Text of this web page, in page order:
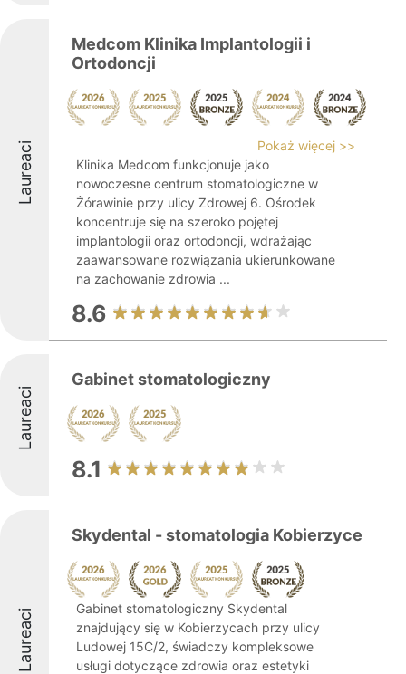
Laureaci
Medcom Klinika Implantologii i
Ortodoncji
Pokaż więcej >>
Klinika Medcom funkcjonuje jako
nowoczesne centrum stomatologiczne w
Żórawinie przy ulicy Zdrowej 6. Ośrodek
koncentruje się na szeroko pojętej
implantologii oraz ortodoncji, wdrażając
zaawansowane rozwiązania ukierunkowane
na zachowanie zdrowia ...
8.6
Laureaci
Gabinet stomatologiczny
8.1
Laureaci
Skydental - stomatologia Kobierzyce
Gabinet stomatologiczny Skydental
znajdujący się w Kobierzycach przy ulicy
Ludowej 15C/2, świadczy kompleksowe
usługi dotyczące zdrowia oraz estetyki